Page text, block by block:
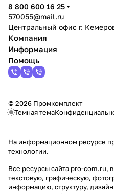
8 800 600 16 25
570055@mail.ru
Центральный офис г.
Компания
Информация
Помощь
© 2026 Промкомплект
Темная тема
На информационном ресурсе
технологии.
Все ресурсы сайта pro-com.ru,
текстовую, графическую,
информацию, структуру,